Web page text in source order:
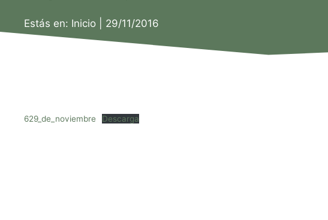
Estás en: Inicio 29/11/2016
629_de_noviembre Descarga